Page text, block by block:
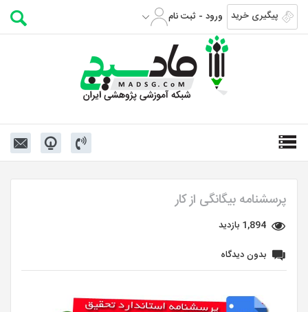
پیگیری خرید ورود - ثبت نام
پرسشنامه بیگانگی از کار
1,894 بازدید
بدون دیدگاه